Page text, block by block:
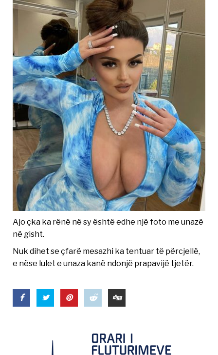
Ajo çka ka rënë në sy është edhe një foto me unazë
në gisht.
Nuk dihet se çfarë mesazhi ka tentuar të përcjellë,
e nëse lulet e unaza kanë ndonjë prapavijë tjetër.